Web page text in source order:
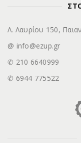
Λ. Λαυρίου 150,
@ info@ezup.gr
✆ 210 6640999
✆ 6944 775522